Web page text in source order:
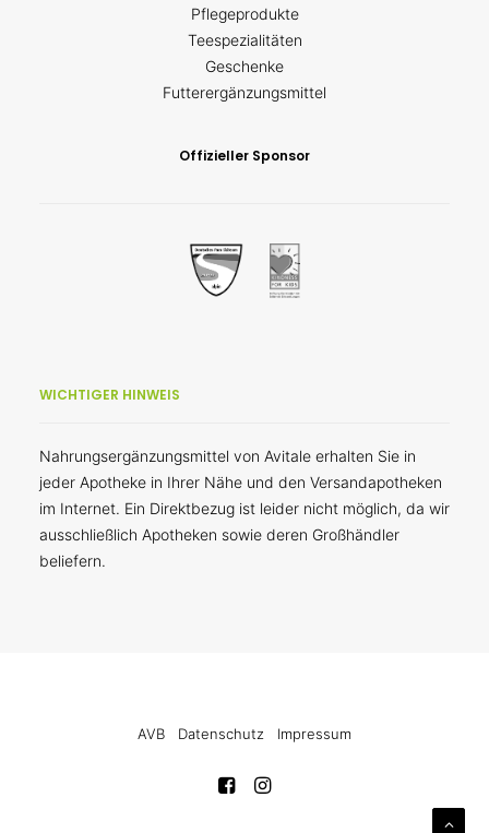
Pflegeprodukte
Teespezialitäten
Geschenke
Futterergänzungsmittel
Offizieller Sponsor
WICHTIGER HINWEIS
Nahrungsergänzungsmittel von Avitale erhalten Sie in
jeder Apotheke in Ihrer Nähe und den Versandapotheken
im Internet. Ein Direktbezug ist leider nicht möglich, da wir
ausschließlich Apotheken sowie deren Großhändler
beliefern.
AVB Datenschutz Impressum